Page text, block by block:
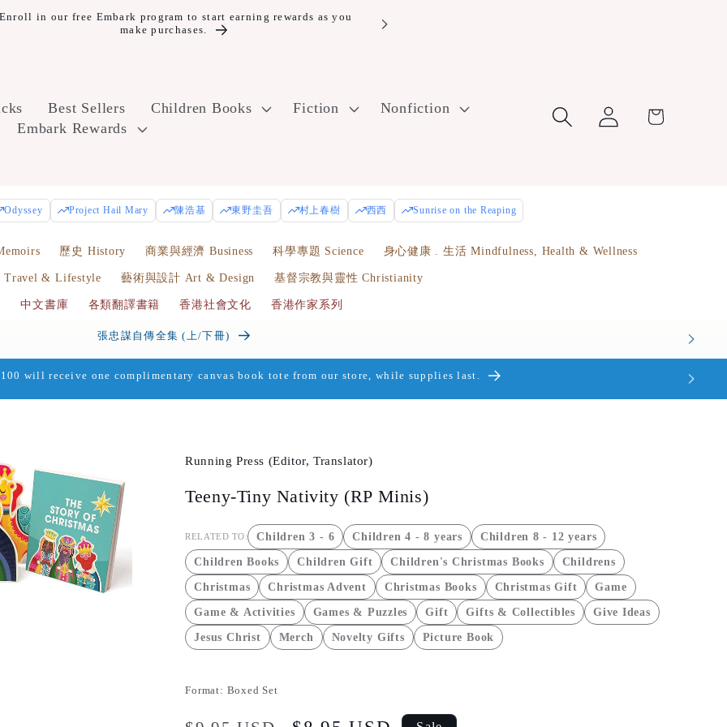
10% off Year Round and Free Shipping for Embark Plus+ members.
Best Sellers Children Books Fiction
Nonfiction
Embark Rewards
Log
in
Cart
Odyssey Project Hail Mary 陳浩基 東野圭吾 村上春樹 西西 Sunrise on the Reaping
歷史 History 商業與經濟 Business 科學專題 Science 身心健康 . 生活 Mindfulness, Health & Wellness
Travel & Lifestyle 藝術與設計 Art & Design 基督宗教與靈性 Christianity
中文書庫 各類翻譯書籍 香港社會文化 香港作家系列
香港我的愛與痛 | 顏純鈎
will receive one complimentary canvas book tote from our store, while supplies last.
Running Press (Editor, Translator)
Teeny-Tiny Nativity (RP Minis)
RELATED TO: Children 3 - 6 Children 4 - 8 years
Children 8 - 12 years
Children Books
Children Gift Children's Christmas Books
Childrens
Christmas
Christmas Advent Christmas Books Christmas Gift
Game
Game & Activities
Games & Puzzles Gift Gifts & Collectibles
Give Ideas
Jesus Christ
Merch Novelty Gifts Picture Book
Format: Boxed Set